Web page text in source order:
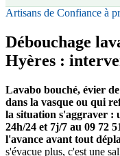
Artisans de Confiance à
Débouchage
Hyères :
Lavabo bouché, évier
dans la vasque ou qui
la situation s'aggraver :
24h/24 et 7j/7 au 09 72
l'avance avant tout
s'évacue plus, c'est une